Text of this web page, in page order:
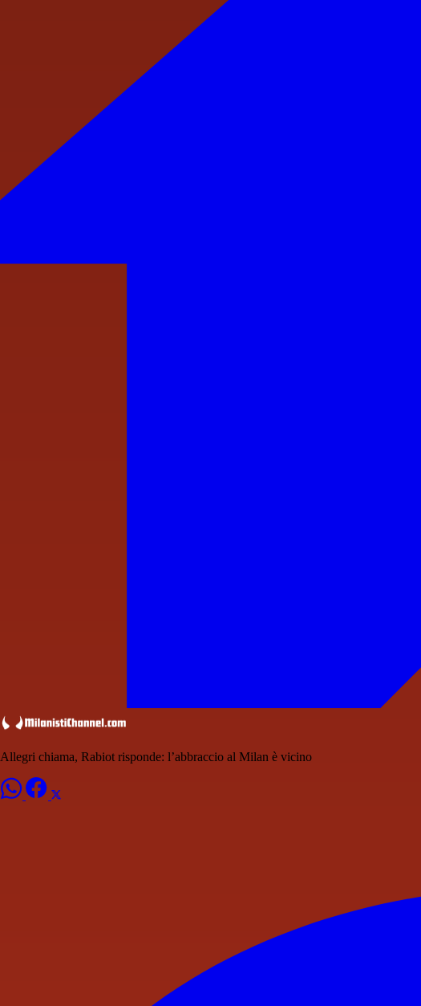
Allegri chiama, Rabiot risponde: l’abbraccio al Milan è vicino